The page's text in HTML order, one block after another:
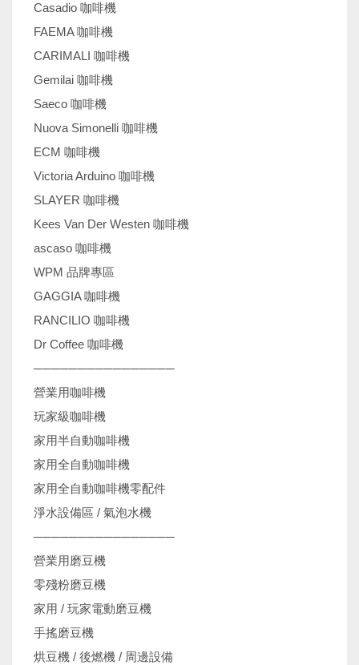
Casadio 咖啡機
FAEMA 咖啡機
CARIMALI 咖啡機
Gemilai 咖啡機
Saeco 咖啡機
Nuova Simonelli 咖啡機
ECM 咖啡機
Victoria Arduino 咖啡機
SLAYER 咖啡機
Kees Van Der Westen 咖啡機
ascaso 咖啡機
WPM 品牌專區
GAGGIA 咖啡機
RANCILIO 咖啡機
Dr Coffee 咖啡機
────────────────
營業用咖啡機
玩家級咖啡機
家用半自動咖啡機
家用全自動咖啡機
家用全自動咖啡機零配件
淨水設備區 / 氣泡水機
────────────────
營業用磨豆機
零殘粉磨豆機
家用 / 玩家電動磨豆機
手搖磨豆機
烘豆機 / 後燃機 / 周邊設備